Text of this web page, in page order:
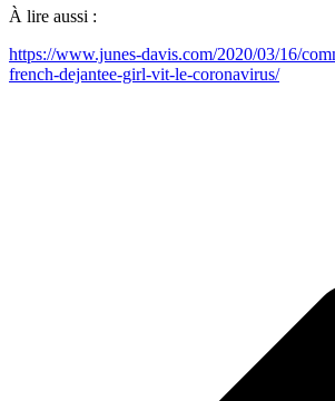
À lire aussi :
https://www.junes-davis.com/2020/03/16/
french-dejantee-girl-vit-le-coronavirus/